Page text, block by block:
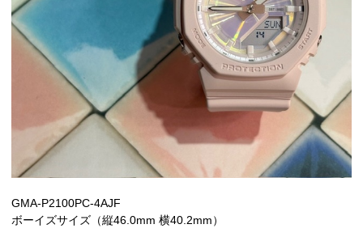
GMA-P2100PC-4AJF
ボーイズサイズ（縦46.0mm 横40.2mm）